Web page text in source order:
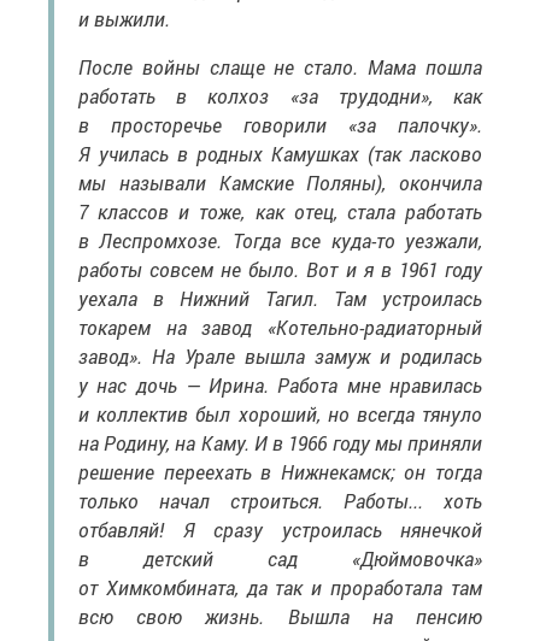
и выжили.
После войны слаще не стало. Мама пошла
работать в колхоз «за трудодни», как
в просторечье говорили «за палочку».
Я училась в родных Камушках (так ласково
мы называли Камские Поляны), окончила
7 классов и тоже, как отец, стала работать
в Леспромхозе. Тогда все куда-то уезжали,
работы совсем не было. Вот и я в 1961 году
уехала в Нижний Тагил. Там устроилась
токарем на завод «Котельно-радиаторный
завод». На Урале вышла замуж и родилась
у нас дочь — Ирина. Работа мне нравилась
и коллектив был хороший, но всегда тянуло
на Родину, на Каму. И в 1966 году мы приняли
решение переехать в Нижнекамск; он тогда
только начал строиться. Работы... хоть
отбавляй! Я сразу устроилась нянечкой
в детский сад «Дюймовочка»
от Химкомбината, да так и проработала там
всю свою жизнь. Вышла на пенсию